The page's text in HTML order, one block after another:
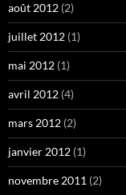
août 2012 (2)
juillet 2012 (1)
mai 2012 (1)
avril 2012 (4)
mars 2012 (2)
janvier 2012 (1)
novembre 2011 (2)